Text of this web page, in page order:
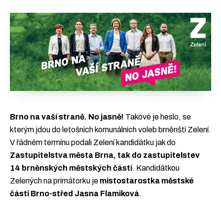
Brno na vaší straně. No jasně! Takové je heslo, se
kterým jdou do letošních komunálních voleb brněnští Zelení.
V řádném termínu podali Zelení kandidátku jak do
Zastupitelstva města Brna, tak do zastupitelstev
14 brněnských městských částí. Kandidátkou
Zelených na primátorku je místostarostka městské
části Brno-střed Jasna Flamiková.